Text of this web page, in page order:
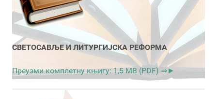
СВЕТОСАВЉЕ И ЛИТУРГИЈСКА РЕФОРМА
Преузми комплетну књигу: 1,5 MB (PDF) ⇒►